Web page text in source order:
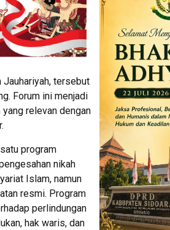
Jauhariyah, tersebut
Forum ini menjadi
relevan dengan
program
nikah
Islam, namun
resmi. Program
perlindungan
hak waris, dan